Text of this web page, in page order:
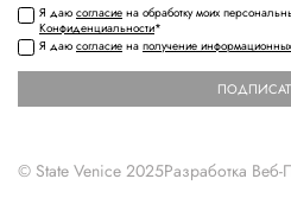
© State Venice 2025Разработка Веб-
Я даю согласие на обработку моих
Конфиденциальности*
Я даю согласие на получение